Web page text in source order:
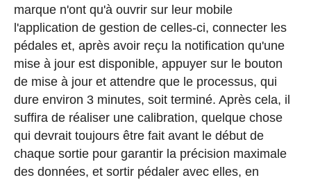
marque n'ont qu'à ouvrir sur leur mobile
l'application de gestion de celles-ci, connecter les
pédales et, après avoir reçu la notification qu'une
mise à jour est disponible, appuyer sur le bouton
de mise à jour et attendre que le processus, qui
dure environ 3 minutes, soit terminé. Après cela, il
suffira de réaliser une calibration, quelque chose
qui devrait toujours être fait avant le début de
chaque sortie pour garantir la précision maximale
des données, et sortir pédaler avec elles, en